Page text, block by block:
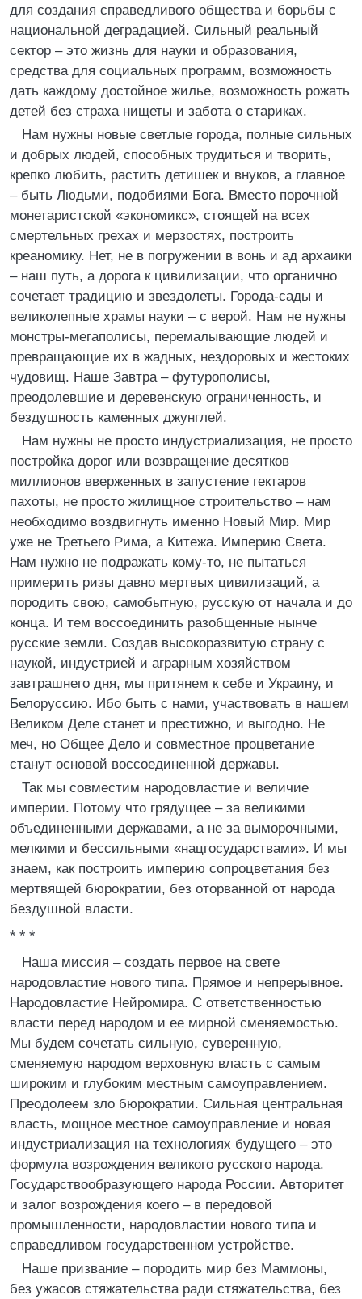
для создания справедливого общества и борьбы с
национальной деградацией. Сильный реальный
сектор – это жизнь для науки и образования,
средства для социальных программ, возможность
дать каждому достойное жилье, возможность рожать
детей без страха нищеты и забота о стариках.
Нам нужны новые светлые города, полные сильных
и добрых людей, способных трудиться и творить,
крепко любить, растить детишек и внуков, а главное
– быть Людьми, подобиями Бога. Вместо порочной
монетаристской «экономикс», стоящей на всех
смертельных грехах и мерзостях, построить
креаномику. Нет, не в погружении в вонь и ад архаики
– наш путь, а дорога к цивилизации, что органично
сочетает традицию и звездолеты. Города-сады и
великолепные храмы науки – с верой. Нам не нужны
монстры-мегаполисы, перемалывающие людей и
превращающие их в жадных, нездоровых и жестоких
чудовищ. Наше Завтра – футурополисы,
преодолевшие и деревенскую ограниченность, и
бездушность каменных джунглей.
Нам нужны не просто индустриализация, не просто
постройка дорог или возвращение десятков
миллионов вверженных в запустение гектаров
пахоты, не просто жилищное строительство – нам
необходимо воздвигнуть именно Новый Мир. Мир
уже не Третьего Рима, а Китежа. Империю Света.
Нам нужно не подражать кому-то, не пытаться
примерить ризы давно мертвых цивилизаций, а
породить свою, самобытную, русскую от начала и до
конца. И тем воссоединить разобщенные нынче
русские земли. Создав высокоразвитую страну с
наукой, индустрией и аграрным хозяйством
завтрашнего дня, мы притянем к себе и Украину, и
Белоруссию. Ибо быть с нами, участвовать в нашем
Великом Деле станет и престижно, и выгодно. Не
меч, но Общее Дело и совместное процветание
станут основой воссоединенной державы.
Так мы совместим народовластие и величие
империи. Потому что грядущее – за великими
объединенными державами, а не за выморочными,
мелкими и бессильными «нацгосударствами». И мы
знаем, как построить империю сопроцветания без
мертвящей бюрократии, без оторванной от народа
бездушной власти.
* * *
Наша миссия – создать первое на свете
народовластие нового типа. Прямое и непрерывное.
Народовластие Нейромира. С ответственностью
власти перед народом и ее мирной сменяемостью.
Мы будем сочетать сильную, суверенную,
сменяемую народом верховную власть с самым
широким и глубоким местным самоуправлением.
Преодолеем зло бюрократии. Сильная центральная
власть, мощное местное самоуправление и новая
индустриализация на технологиях будущего – это
формула возрождения великого русского народа.
Государствообразующего народа России. Авторитет
и залог возрождения коего – в передовой
промышленности, народовластии нового типа и
справедливом государственном устройстве.
Наше призвание – породить мир без Маммоны,
без ужасов стяжательства ради стяжательства, без